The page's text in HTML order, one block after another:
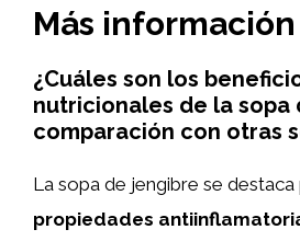
Más información
¿Cuáles son los
nutricionales de la sopa
comparación con otras
La sopa de jengibre se destaca
propiedades